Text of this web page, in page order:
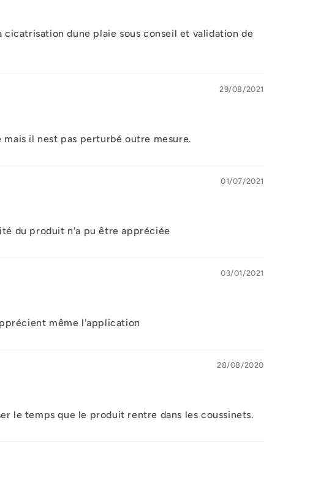
dune plaie sous conseil et validation de
29/08/2021
il nest pas perturbé outre mesure.
01/07/2021
du produit n'a pu être appréciée
03/01/2021
même l'application
28/08/2020
le temps que le produit rentre dans les coussinets.